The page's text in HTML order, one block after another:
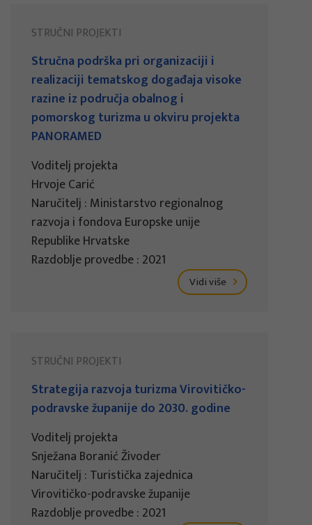
STRUČNI PROJEKTI
Stručna podrška pri organizaciji i
realizaciji tematskog događaja visoke
razine iz područja obalnog i
pomorskog turizma u okviru projekta
PANORAMED
Voditelj projekta
Hrvoje Carić
Naručitelj : Ministarstvo regionalnog
razvoja i fondova Europske unije
Republike Hrvatske
Razdoblje provedbe : 2021
Vidi više
STRUČNI PROJEKTI
Strategija razvoja turizma Virovitičko-
podravske županije do 2030. godine
Voditelj projekta
Snježana Boranić Živoder
Naručitelj : Turistička zajednica
Virovitičko-podravske županije
Razdoblje provedbe : 2021